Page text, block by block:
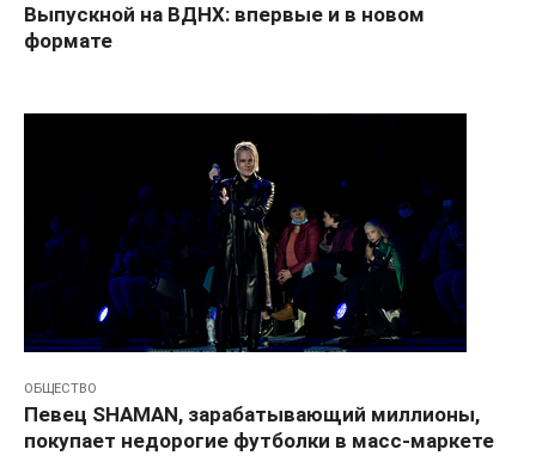
Выпускной на ВДНХ: впервые и в новом
формате
ОБЩЕСТВО
Певец SHAMAN, зарабатывающий миллионы,
покупает недорогие футболки в масс-маркете